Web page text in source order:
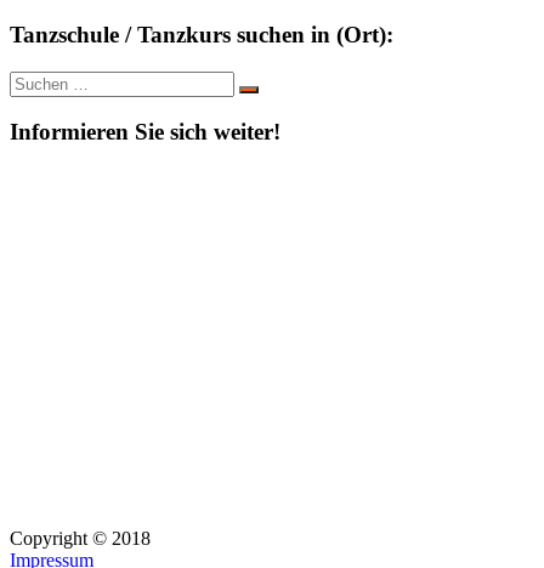
Tanzschule / Tanzkurs suchen in (Ort):
Suche
nach:
Suchen
Informieren Sie sich weiter!
Copyright © 2018
Impressum